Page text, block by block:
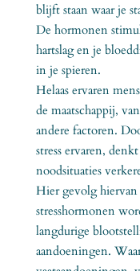
blijft staan waar je
De hormonen
hartslag en je
in je spieren.
Helaas ervaren
de maatschappij,
andere factoren.
stress ervaren,
noodsituaties
Hier gevolg
stresshormonen
langdurige
aandoeningen.